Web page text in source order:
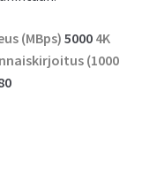
(MBps) 5000 4K
(1000